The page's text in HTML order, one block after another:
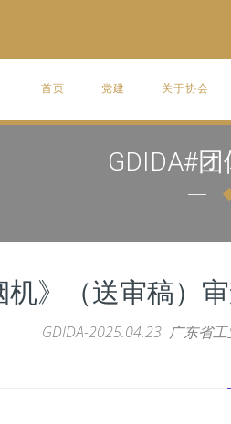
首页 党建 关于协会
GDIDA#
》（送审稿）
GDIDA-2025.04.23 广东省